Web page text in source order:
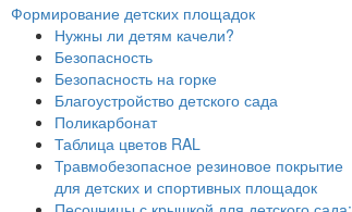
Формирование детских площадок
Нужны ли детям качели?
Безопасность
Безопасность на горке
Благоустройство детского сада
Поликарбонат
Таблица цветов RAL
Травмобезопасное резиновое покрытие
для детских и спортивных площадок